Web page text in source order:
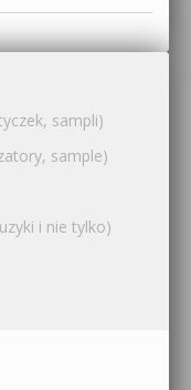
sampli)
sample)
i nie tylko)